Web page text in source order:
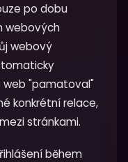
po dobu
webových
webový
web "pamatoval"
konkrétní relace,
stránkami.
během